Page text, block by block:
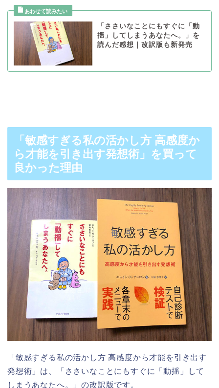
「ささいなことにもすぐに「動
揺」してしまうあなたへ。」を
読んだ感想｜改訳版も新発売
「敏感すぎる私の活かし方 高感度か
ら才能を引き出す発想術」を買って
良かった理由
「敏感すぎる私の活かし方 高感度から才能を引き出す
発想術」は、「ささいなことにもすぐに「動揺」して
しまうあなたへ。」の改訳版です。